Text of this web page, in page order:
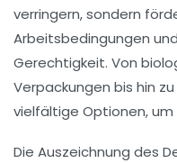
verringern, sondern
Arbeitsbedingungen
Gerechtigkeit. Von
Verpackungen bis hin zu
vielfältige Optionen,
Die Auszeichnung des